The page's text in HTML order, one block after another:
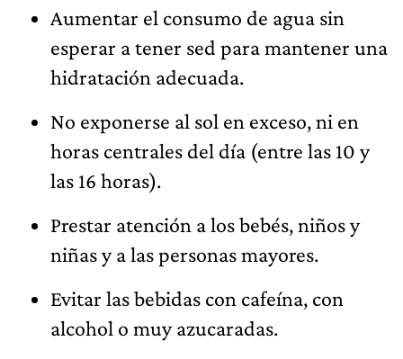
Aumentar el consumo de agua sin
esperar a tener sed para mantener una
hidratación adecuada.
No exponerse al sol en exceso, ni en
horas centrales del día (entre las 10 y
las 16 horas).
Prestar atención a los bebés, niños y
niñas y a las personas mayores.
Evitar las bebidas con cafeína, con
alcohol o muy azucaradas.